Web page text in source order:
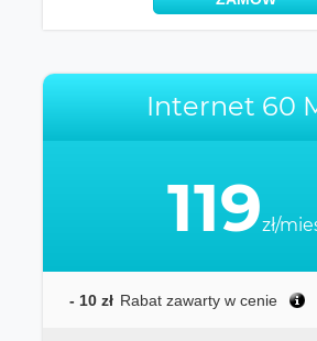
Internet 60
119zł/
- 10 zł Rabat zawarty w cenie